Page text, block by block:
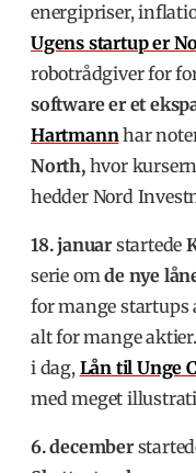
energipriser,
Ugens startup er
robotrådgiver for
software er et
Hartmannhar
North, hvor
hedder Nord
18. januar startede
serie omde nye
for mange startups
alt for mange
i dag, Lån til Unge
med meget
6. december